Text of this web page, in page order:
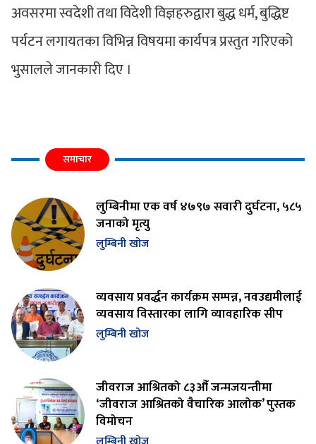
अवसरमा स्वदेशी तथा विदेशी विज्ञहरुद्वारा बुद्ध धर्म, बुद्धिष्ट
पर्यटन लगायतका विभिन्न विषयमा कार्यपत्र प्रस्तुत गरिएको
भुसालले जानकारी दिए ।
समाचार
लुम्बिनीमा एक वर्ष ४७९७ सवारी दुर्घटना, ५८५
जनाको मृत्यु
लुम्बिनी खोज
व्यवसाय प्रवर्द्धन कार्यक्रम सम्पन्न, नवउद्यमीलाई
व्यवसाय विस्तारका लागि व्यावहारिक सीप
लुम्बिनी खोज
जीवराज आश्रितको ८३औँ जन्मजयन्तीमा
‘जीवराज आश्रितको वैचारिक आलोक’ पुस्तक
विमोचन